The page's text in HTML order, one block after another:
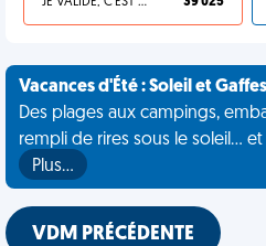
Vacances d'Été : Soleil et Gaffes
Des plages aux campings,
rempli de rires sous le soleil...
Plus…
VDM PRÉCÉDENTE